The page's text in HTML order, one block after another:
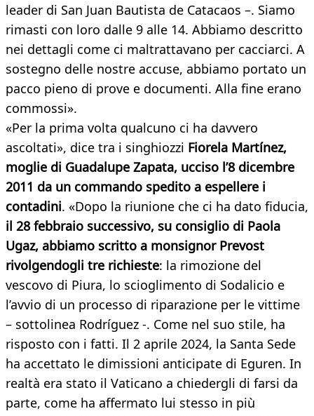
leader di San Juan Bautista de Catacaos –. Siamo
rimasti con loro dalle 9 alle 14. Abbiamo descritto
nei dettagli come ci maltrattavano per cacciarci. A
sostegno delle nostre accuse, abbiamo portato un
pacco pieno di prove e documenti. Alla fine erano
commossi».
«Per la prima volta qualcuno ci ha davvero
ascoltati», dice tra i singhiozzi Fiorela Martínez,
moglie di Guadalupe Zapata, ucciso l’8 dicembre
2011 da un commando spedito a espellere i
contadini. «Dopo la riunione che ci ha dato fiducia,
il 28 febbraio successivo, su consiglio di Paola
Ugaz, abbiamo scritto a monsignor Prevost
rivolgendogli tre richieste: la rimozione del
vescovo di Piura, lo scioglimento di Sodalicio e
l’avvio di un processo di riparazione per le vittime
– sottolinea Rodríguez -. Come nel suo stile, ha
risposto con i fatti. Il 2 aprile 2024, la Santa Sede
ha accettato le dimissioni anticipate di Eguren. In
realtà era stato il Vaticano a chiedergli di farsi da
parte, come ha affermato lui stesso in più